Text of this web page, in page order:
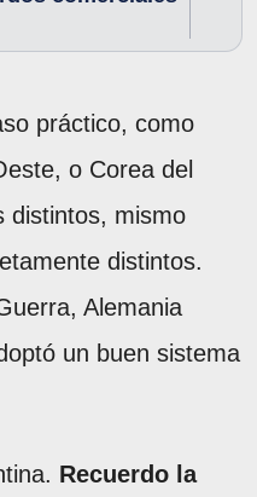
práctico, como
o Corea del
distintos, mismo
distintos.
Alemania
un buen sistema
Recuerdo la